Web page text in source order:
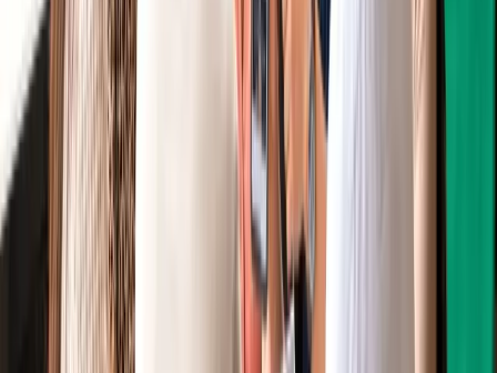
Ban biên tập TinTuc
Đội ngũ biên tập TinTuc Global — nội dung kiểm chứng với nguồn
chính thức
Đội ngũ biên tập TinTuc Global — nội dung được kiểm chứng với
nguồn chính thức và cập nhật thường xuyên.
Xem tất cả bài →Quy trình biên tập
Còn thắc mắc về chủ đề này